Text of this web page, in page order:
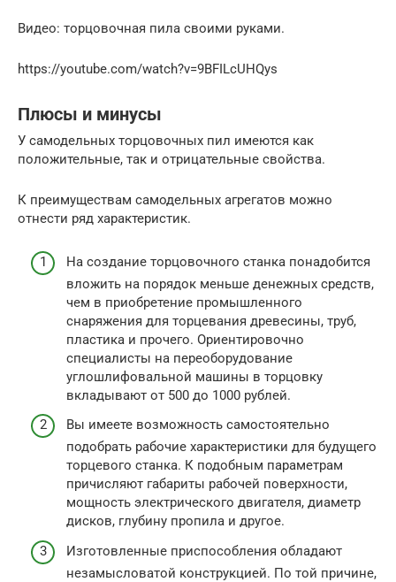
Видео: торцовочная пила своими руками.
https://youtube.com/watch?v=9BFILcUHQys
Плюсы и минусы
У самодельных торцовочных пил имеются как
положительные, так и отрицательные свойства.
К преимуществам самодельных агрегатов можно
отнести ряд характеристик.
На создание торцовочного станка понадобится
вложить на порядок меньше денежных средств,
чем в приобретение промышленного
снаряжения для торцевания древесины, труб,
пластика и прочего. Ориентировочно
специалисты на переоборудование
углошлифовальной машины в торцовку
вкладывают от 500 до 1000 рублей.
Вы имеете возможность самостоятельно
подобрать рабочие характеристики для будущего
торцевого станка. К подобным параметрам
причисляют габариты рабочей поверхности,
мощность электрического двигателя, диаметр
дисков, глубину пропила и другое.
Изготовленные приспособления обладают
незамысловатой конструкцией. По той причине,